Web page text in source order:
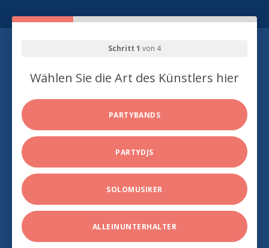
Schritt 1 von 4
Wählen Sie die Art des Künstlers hier
PARTYBANDS
PARTYDJS
SOLOMUSIKER
ALLEINUNTERHALTER